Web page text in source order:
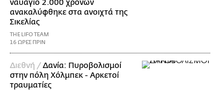
ναυάγιο 2.000 χρόνων
ανακαλύφθηκε στα ανοιχτά της
Σικελίας
THE LIFO TEAM
16 ΩΡΕΣ ΠΡΙΝ
Διεθνή /Δανία: Πυροβολισμοί
στην πόλη Χόλμπεκ - Αρκετοί
τραυματίες